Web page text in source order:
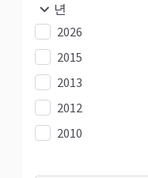
년
2026
2015
2013
2012
2010